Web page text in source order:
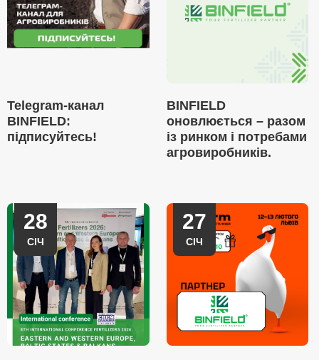
Telegram-канал
BINFIELD:
підписуйтесь!
BINFIELD
оновлюється – разом
із ринком і потребами
агровиробників.
28
СІЧ
27
СІЧ